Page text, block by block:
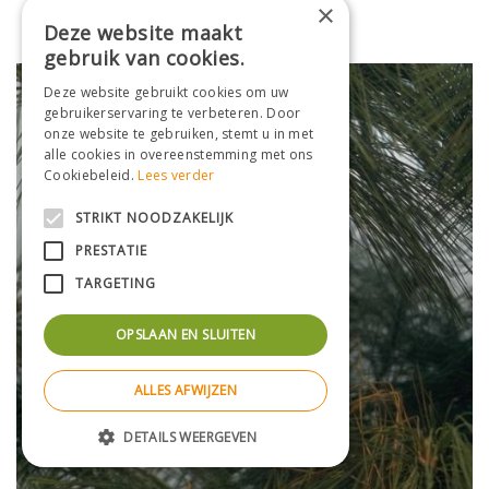
Pinus sibirica
×
Deze website maakt
gebruik van cookies.
Deze website gebruikt cookies om uw
gebruikerservaring te verbeteren. Door
onze website te gebruiken, stemt u in met
alle cookies in overeenstemming met ons
Cookiebeleid.Lees verder
STRIKT NOODZAKELIJK
PRESTATIE
TARGETING
OPSLAAN EN SLUITEN
ALLES AFWIJZEN
DETAILS WEERGEVEN